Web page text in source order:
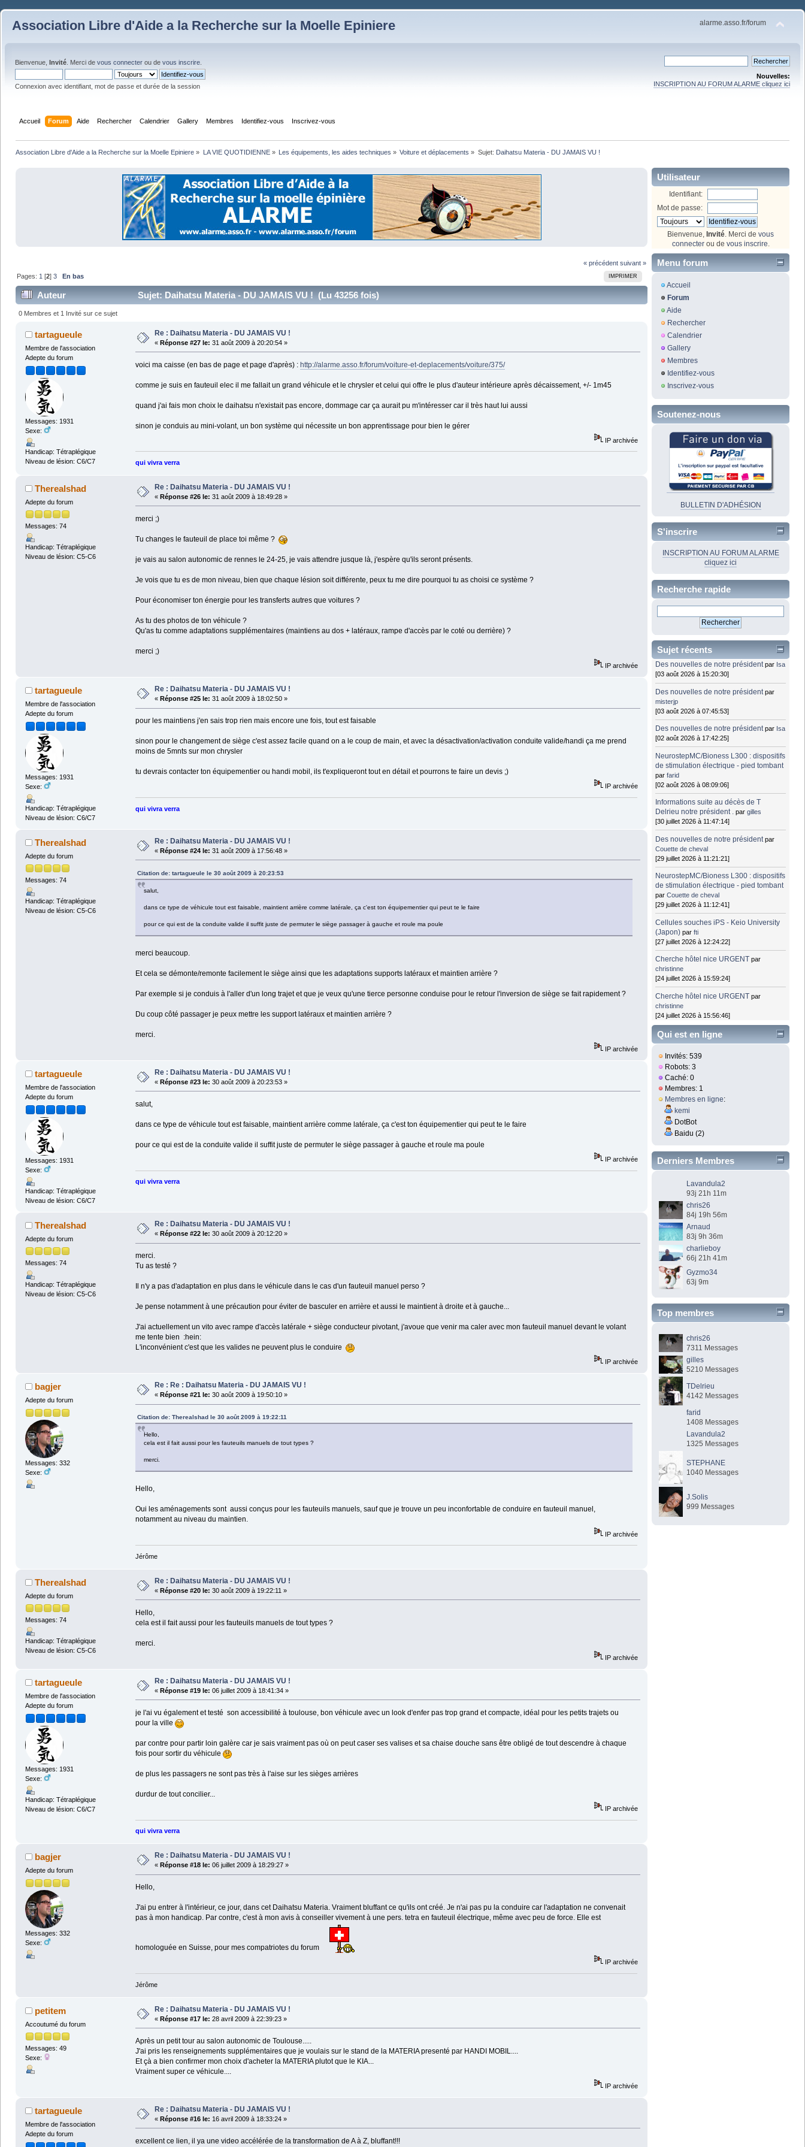
Association Libre d'Aide a la Recherche sur la Moelle Epiniere alarme.asso.fr/forum
Bienvenue, Invité . Merci de vous connecter ou de vous inscrire
Connexion avec identifiant, mot de passe et durée de la session
Nouvelles:
INSCRIPTION AU FORUM ALARME cliquez ici
Accueil Forum Aide Rechercher Calendrier Gallery Membres Identifiez-vous Inscrivez-vous
Association Libre d'Aide a la Recherche sur la Moelle Epiniere » LA VIE QUOTIDIENNE» Les équipements, les aides techniques » Voiture et déplacements » Sujet: Daihatsu Materia - DU JAMAIS VU !
« précédent suivant »
IMPRIMER
Pages: 1 [2]3 En bas
Auteur Sujet: Daihatsu Materia - DU JAMAIS VU ! (Lu 43256 fois)
0 Membres et 1 Invité sur ce sujet
tartagueule
Membre de l'association
Adepte du forum
Messages: 1931
Sexe:
Handicap: Tétraplégique
Niveau de lésion: C6/C7
Re : Daihatsu Materia - DU JAMAIS VU !
« Réponse #27 le: 31 août 2009 à 20:20:54 »
voici ma caisse (en bas de page et page d'après) : http://alarme.asso.fr/forum/voiture-et-deplacements/voiture/375/
comme je suis en fauteuil elec il me fallait un grand véhicule et le chrysler et celui qui offre le plus d'auteur intérieure après décaissement, +/- 1m45
quand j'ai fais mon choix le daihatsu n'existait pas encore, dommage car ça aurait pu m'intéresser car il très haut lui aussi
sinon je conduis au mini-volant, un bon système qui nécessite un bon apprentissage pour bien le gérer
IP archivée
qui vivra verra
Therealshad
Adepte du forum
Messages: 74
Handicap: Tétraplégique
Niveau de lésion: C5-C6
Re : Daihatsu Materia - DU JAMAIS VU !
« Réponse #26 le: 31 août 2009 à 18:49:28 »
merci ;)
Tu changes le fauteuil de place toi même ?
je vais au salon autonomic de rennes le 24-25, je vais attendre jusque là, j'espère qu'ils seront présents.
Je vois que tu es de mon niveau, bien que chaque lésion soit différente, peux tu me dire pourquoi tu as choisi ce système ?
Pour économiser ton énergie pour les transferts autres que voitures ?
As tu des photos de ton véhicule ?
Qu'as tu comme adaptations supplémentaires (maintiens au dos + latéraux, rampe d'accès par le coté ou derrière) ?
merci ;)
IP archivée
tartagueule
Membre de l'association
Adepte du forum
Messages: 1931
Sexe:
Handicap: Tétraplégique
Niveau de lésion: C6/C7
Re : Daihatsu Materia - DU JAMAIS VU !
« Réponse #25 le: 31 août 2009 à 18:02:50 »
pour les maintiens j'en sais trop rien mais encore une fois, tout est faisable
sinon pour le changement de siège c'est assez facile quand on a le coup de main, et avec la désactivation/activation conduite valide/handi ça me prend
moins de 5mnts sur mon chrysler
tu devrais contacter ton équipementier ou handi mobil, ils t'expliqueront tout en détail et pourrons te faire un devis ;)
IP archivée
qui vivra verra
Therealshad
Adepte du forum
Messages: 74
Handicap: Tétraplégique
Niveau de lésion: C5-C6
Re : Daihatsu Materia - DU JAMAIS VU !
« Réponse #24 le: 31 août 2009 à 17:56:48 »
Citation de: tartagueule le 30 août 2009 à 20:23:53
salut,
dans ce type de véhicule tout est faisable, maintient arrière comme latérale, ça c'est ton équipementier qui peut te le faire
pour ce qui est de la conduite valide il suffit juste de permuter le siège passager à gauche et roule ma poule
merci beaucoup.
Et cela se démonte/remonte facilement le siège ainsi que les adaptations supports latéraux et maintien arrière ?
Par exemple si je conduis à l'aller d'un long trajet et que je veux qu'une tierce personne conduise pour le retour l'inversion de siège se fait rapidement ?
Du coup côté passager je peux mettre les support latéraux et maintien arrière ?
merci.
IP archivée
tartagueule
Membre de l'association
Adepte du forum
Messages: 1931
Sexe:
Handicap: Tétraplégique
Niveau de lésion: C6/C7
Re : Daihatsu Materia - DU JAMAIS VU !
« Réponse #23 le: 30 août 2009 à 20:23:53 »
salut,
dans ce type de véhicule tout est faisable, maintient arrière comme latérale, ça c'est ton équipementier qui peut te le faire
pour ce qui est de la conduite valide il suffit juste de permuter le siège passager à gauche et roule ma poule
IP archivée
qui vivra verra
Therealshad
Adepte du forum
Messages: 74
Handicap: Tétraplégique
Niveau de lésion: C5-C6
Re : Daihatsu Materia - DU JAMAIS VU !
« Réponse #22 le: 30 août 2009 à 20:12:20 »
merci.
Tu as testé ?
Il n'y a pas d'adaptation en plus dans le véhicule dans le cas d'un fauteuil manuel perso ?
Je pense notamment à une précaution pour éviter de basculer en arrière et aussi le maintient à droite et à gauche...
J'ai actuellement un vito avec rampe d'accès latérale + siège conducteur pivotant, j'avoue que venir ma caler avec mon fauteuil manuel devant le volant
me tente bien :hein:
L'inconvénient c'est que les valides ne peuvent plus le conduire
IP archivée
bagjer
Adepte du forum
Messages: 332
Sexe:
Re : Re : Daihatsu Materia - DU JAMAIS VU !
« Réponse #21 le: 30 août 2009 à 19:50:10 »
Citation de: Therealshad le 30 août 2009 à 19:22:11
Hello,
cela est il fait aussi pour les fauteuils manuels de tout types ?
merci.
Hello,
Oui les aménagements sont aussi conçus pour les fauteuils manuels, sauf que je trouve un peu inconfortable de conduire en fauteuil manuel,
notamment au niveau du maintien.
IP archivée
Jérôme
Therealshad
Adepte du forum
Messages: 74
Handicap: Tétraplégique
Niveau de lésion: C5-C6
Re : Daihatsu Materia - DU JAMAIS VU !
« Réponse #20 le: 30 août 2009 à 19:22:11 »
Hello,
cela est il fait aussi pour les fauteuils manuels de tout types ?
merci.
IP archivée
tartagueule
Membre de l'association
Adepte du forum
Messages: 1931
Sexe:
Handicap: Tétraplégique
Niveau de lésion: C6/C7
Re : Daihatsu Materia - DU JAMAIS VU !
« Réponse #19 le: 06 juillet 2009 à 18:41:34 »
je l'ai vu également et testé son accessibilité à toulouse, bon véhicule avec un look d'enfer pas trop grand et compacte, idéal pour les petits trajets ou
pour la ville
par contre pour partir loin galère car je sais vraiment pas où on peut caser ses valises et sa chaise douche sans être obligé de tout descendre à chaque
fois pour sortir du véhicule
de plus les passagers ne sont pas très à l'aise sur les sièges arrières
durdur de tout concilier...
IP archivée
qui vivra verra
bagjer
Adepte du forum
Messages: 332
Sexe:
Re : Daihatsu Materia - DU JAMAIS VU !
« Réponse #18 le: 06 juillet 2009 à 18:29:27 »
Hello,
J'ai pu entrer à l'intérieur, ce jour, dans cet Daihatsu Materia. Vraiment bluffant ce qu'ils ont créé. Je n'ai pas pu la conduire car l'adaptation ne convenait
pas à mon handicap. Par contre, c'est à mon avis à conseiller vivement à une pers. tetra en fauteuil électrique, même avec peu de force. Elle est
homologuée en Suisse, pour mes compatriotes du forum
IP archivée
Jérôme
petitem
Accoutumé du forum
Messages: 49
Sexe:
Re : Daihatsu Materia - DU JAMAIS VU !
« Réponse #17 le: 28 avril 2009 à 22:39:23 »
Après un petit tour au salon autonomic de Toulouse.....
J'ai pris les renseignements supplémentaires que je voulais sur le stand de la MATERIA presenté par HANDI MOBIL....
Et çà a bien confirmer mon choix d'acheter la MATERIA plutot que le KIA...
Vraiment super ce véhicule....
IP archivée
tartagueule
Membre de l'association
Adepte du forum
Re : Daihatsu Materia - DU JAMAIS VU !
« Réponse #16 le: 16 avril 2009 à 18:33:24 »
excellent ce lien, il ya une video accélérée de la transformation de A à Z, bluffant!!!
Utilisateur
Identifiant:
Mot de passe:
Bienvenue, Invité . Merci de vous
connecterou de vous inscrire
Menu forum
Accueil
Forum
Aide
Rechercher
Calendrier
Gallery
Membres
Identifiez-vous
Inscrivez-vous
Soutenez-nous
BULLETIN D'ADHÉSION
S'inscrire
INSCRIPTION AU FORUM ALARME
cliquez ici
Recherche rapide
Sujet récents
Des nouvelles de notre président par Isa
[03 août 2026 à 15:20:30]
Des nouvelles de notre président par
misterjp
[03 août 2026 à 07:45:53]
Des nouvelles de notre président par Isa
[02 août 2026 à 17:42:25]
NeurostepMC/Bioness L300 : dispositifs
de stimulation électrique - pied tombant
parfarid
[02 août 2026 à 08:09:06]
Informations suite au décès de T
Delrieu notre président . pargilles
[30 juillet 2026 à 11:47:14]
Des nouvelles de notre président par
Couette de cheval
[29 juillet 2026 à 11:21:21]
NeurostepMC/Bioness L300 : dispositifs
de stimulation électrique - pied tombant
parCouette de cheval
[29 juillet 2026 à 11:12:41]
Cellules souches iPS - Keio University
(Japon) parfti
[27 juillet 2026 à 12:24:22]
Cherche hôtel nice URGENT par
christinne
[24 juillet 2026 à 15:59:24]
Cherche hôtel nice URGENT par
christinne
[24 juillet 2026 à 15:56:46]
Qui est en ligne
Invités: 539
Robots: 3
Caché: 0
Membres: 1
Membres en ligne:
kemi
DotBot
Baidu (2)
Derniers Membres
Lavandula2
93j 21h 11m
chris26
84j 19h 56m
Arnaud
83j 9h 36m
charlieboy
66j 21h 41m
Gyzmo34
63j 9m
Top membres
chris26
7311 Messages
gilles
5210 Messages
TDelrieu
4142 Messages
farid
1408 Messages
Lavandula2
1325 Messages
STEPHANE
1040 Messages
J.Solis
999 Messages